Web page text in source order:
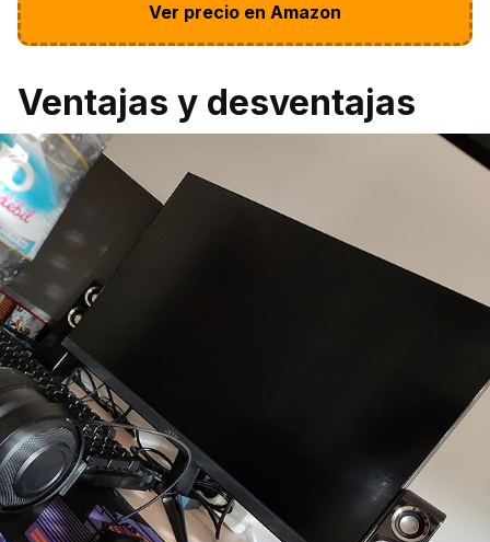
Ver precio en Amazon
Ventajas y desventajas